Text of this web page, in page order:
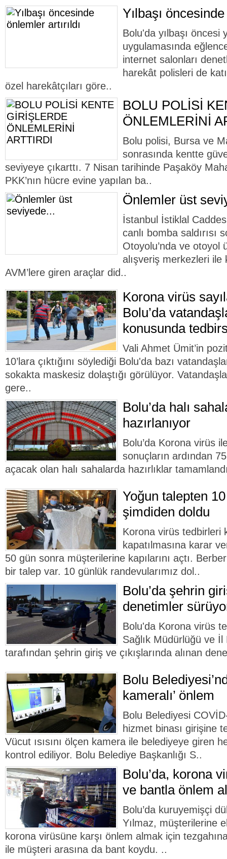
Yılbaşı
Bolu'da yılbaşı öncesi
uygulamasında
internet salonları
harekât polisleri de
özel harekâtçıları göre..
BOLU POLİSİ
ÖNLEMLERİNİ
Bolu polisi, Bursa ve
sonrasında kentte
seviyeye çıkarttı. 7 Nisan tarihinde Paşaköy
PKK’nın hücre evine yapılan ba..
Önlemler üst
İstanbul İstiklal
canlı bomba saldırısı
Otoyolu’nda ve otoyol
alışveriş merkezleri
AVM’lere giren araçlar did..
Korona virüs
Bolu’da
konusunda
Vali Ahmet Ümit’in
10’lara çıktığını söylediği Bolu'da bazı
sokakta maskesiz dolaştığı görülüyor.
gere..
Bolu’da halı
hazırlanıyor
Bolu’da Korona virüs
sonuçların ardından
açacak olan halı sahalarda hazırlıklar
Yoğun talepten
şimdiden doldu
Korona virüs tedbirleri
kapatılmasına karar
50 gün sonra müşterilerine kapılarını açtı.
bir talep var. 10 günlük randevularımız dol..
Bolu’da şehrin
denetimler
Bolu'da Korona virüs
Sağlık Müdürlüğü ve
tarafından şehrin giriş ve çıkışlarında alınan
Bolu
kameralı’ önlem
Bolu Belediyesi
hizmet binası girişine
Vücut ısısını ölçen kamera ile belediyeye giren
kontrol ediliyor. Bolu Belediye Başkanlığı S..
Bolu’da, korona
ve bantla önlem
Bolu’da kuruyemişçi
Yılmaz, müşterilerine
korona virüsüne karşı önlem almak için
ile müşteri arasına da bant koydu. ..